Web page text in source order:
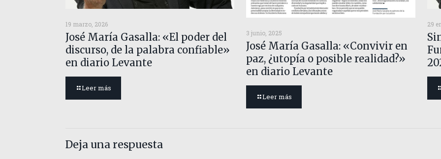
19 marzo, 2026
José María Gasalla: «El poder del
discurso, de la palabra confiable»
en diario Levante
Leer más
3 junio, 2025
José María Gasalla: «Convivir en
paz, ¿utopía o posible realidad?»
en diario Levante
Leer más
29
Deja una respuesta